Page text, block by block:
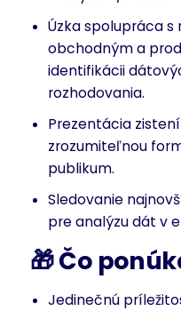
Úzka spolupráca
obchodným a
identifikácii
rozhodovania.
Prezentácia
zrozumiteľnou
publikum.
Sledovanie
pre analýzu dát v
🎁Čo
Jedinečnú